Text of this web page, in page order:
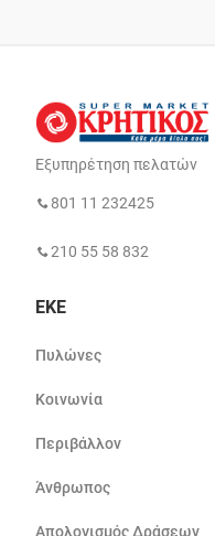
Εξυπηρέτηση πελατών
801 11 232425
210 55 58 832
ΕΚΕ
Πυλώνες
Κοινωνία
Περιβάλλον
Άνθρωπος
Απολογισμός Δράσεων